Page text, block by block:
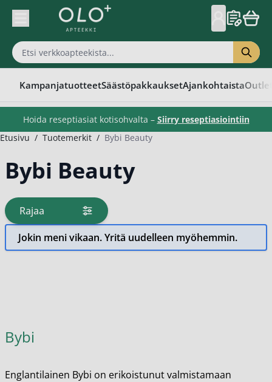
Skip to Content
KampanjatuotteetSäästöpakkauksetAjankohtaista
Hoida reseptiasiat kotisohvalta – Siirry reseptiasiointiin
Etusivu / Tuotemerkit / Bybi Beauty
Bybi Beauty
Rajaa
tuotteita
Jokin meni vikaan. Yritä uudelleen myöhemmin.
Bybi
Englantilainen Bybi on erikoistunut valmistamaan